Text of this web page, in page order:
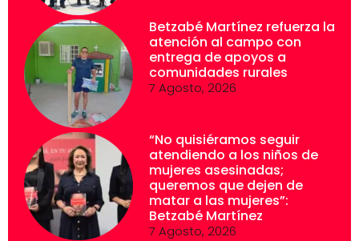
Betzabé Martínez refuerza la
atención al campo con
entrega de apoyos a
comunidades rurales
7 Agosto, 2026
“No quisiéramos seguir
atendiendo a los niños de
mujeres asesinadas;
queremos que dejen de
matar a las mujeres”:
Betzabé Martínez
7 Agosto, 2026